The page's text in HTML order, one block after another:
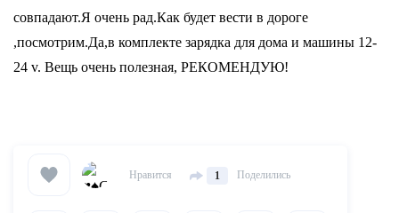
совпадают.Я очень рад.Как будет вести в дороге
,посмотрим.Да,в комплекте зарядка для дома и машины 12-
24 v. Вещь очень полезная, РЕКОМЕНДУЮ!
Нравится 1 Поделились